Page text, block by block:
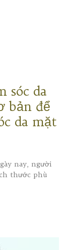
sóc da
bản để
da mặt
nay, người
thước phù